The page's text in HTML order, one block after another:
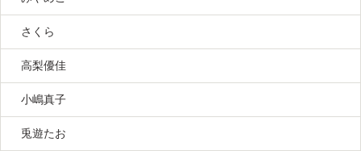
さくら
高梨優佳
小嶋真子
兎遊たお